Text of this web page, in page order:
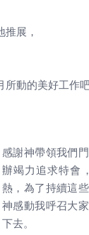
展，
動的美好工作吧
感謝神帶領我們
辦竭力追求特會
熱，為了持續這
神感動我呼召大
下去。